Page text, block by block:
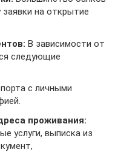
на открытие
В зависимости от
следующие
с личными
проживания:
услуги, выписка из